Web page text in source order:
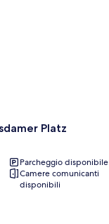
Platz
Parcheggio disponibile
Camere comunicanti
disponibili
Platz